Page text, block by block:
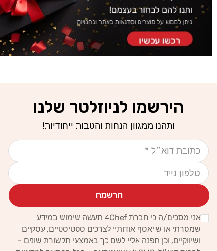
הירשמו לניוזלטר שלנו
ותהנו ממגוון הנחות והטבות ייחודיות!
אימייל
טלפון נייד
הרשמה
אני מסכים/ה כי חברת 4Chef תעשה שימוש במידע
שמסרתי או שייאסף אודותיי לצרכים סטטיסטיים, עסקיים
ושיווקיים, וכן תפנה אליי לשם כך באמצעי תקשורת שונים –